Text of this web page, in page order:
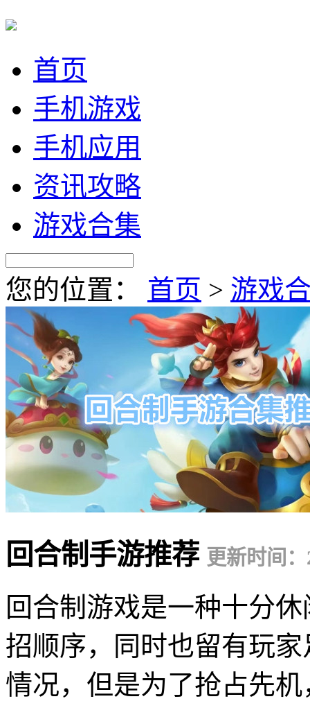
首页
手机游戏
手机应用
资讯攻略
游戏合集
您的位置： 首页 > 游戏
回合制手游推荐 更新时间
回合制游戏是一种十分
招顺序，同时也留有玩
情况，但是为了抢占先